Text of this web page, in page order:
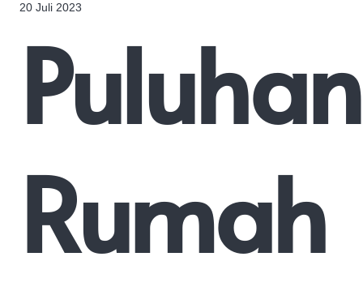
20 Juli 2023
Puluhan
Rumah